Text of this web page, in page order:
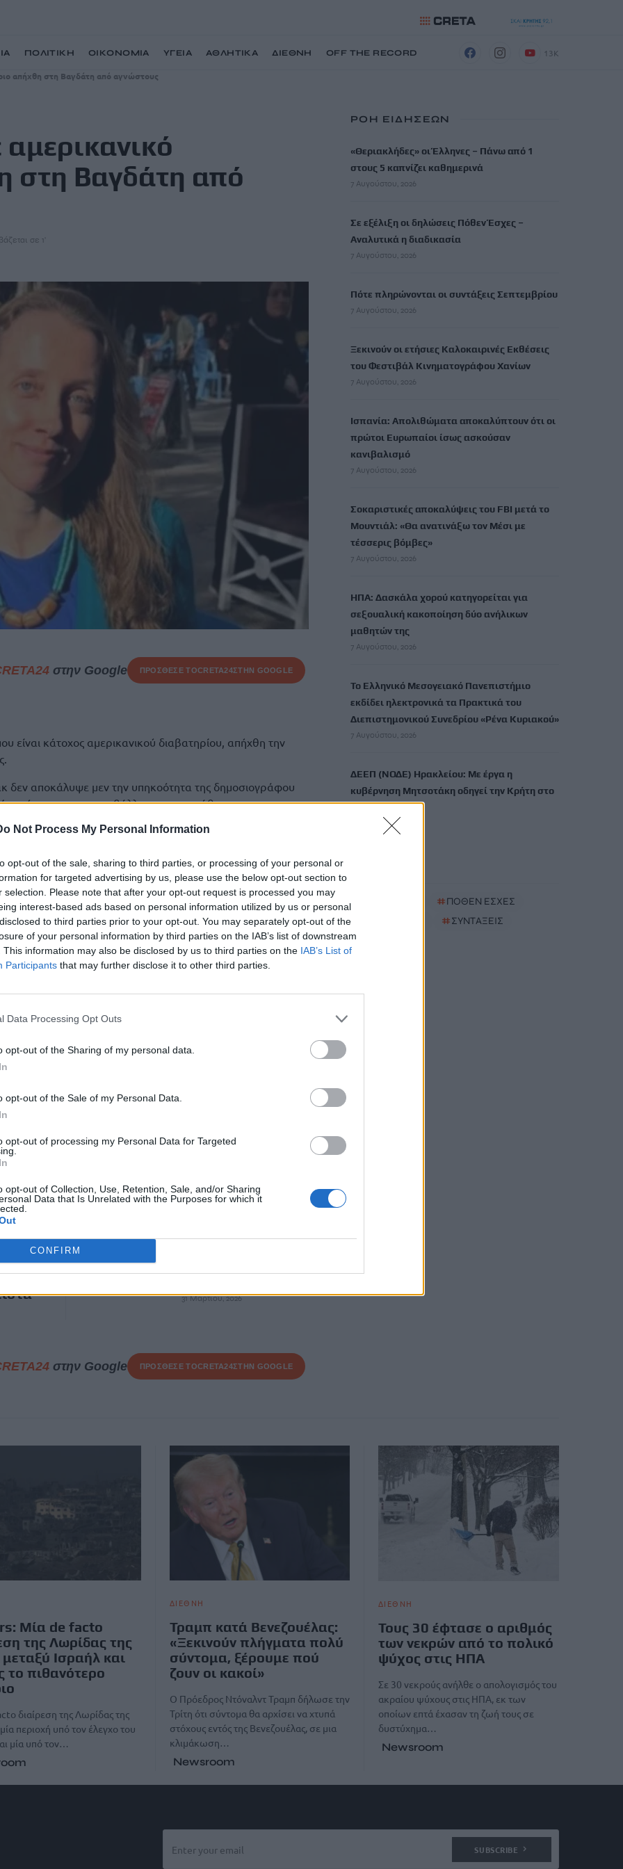
Not Process My Personal Information
opt-out of the sale, sharing to third parties, or processing of your personal or
for targeted advertising by us, please use the below opt-out section to
selection. Please note that after your opt-out request is processed you may
interest-based ads based on personal information utilized by us or personal
to third parties prior to your opt-out. You may separately opt-out of the
of your personal information by third parties on the IAB’s list of downstream
This information may also be disclosed by us to third parties on the IAB’s List of
Participants that may further disclose it to other third parties.
Data Processing Opt Outs
opt-out of the Sharing of my personal data.
opt-out of the Sale of my Personal Data.
opt-out of processing my Personal Data for Targeted
opt-out of Collection, Use, Retention, Sale, and/or Sharing
Data that Is Unrelated with the Purposes for which it
CONFIRM
ΠΟΛΙΤΙΚΗ ΟΙΚΟΝΟΜΙΑ ΥΓΕΙΑ ΑΘΛΗΤΙΚΑ ΔΙΕΘΝΗ OFF THE RECORD 13K
απήχθη στη Βαγδάτη από αγνώστους
στη Βαγδάτη από
σε 1'
στην Google ΠΡΟΣΘΕΣΕ ΤΟCRETA24ΣΤΗΝ GOOGLE
είναι κάτοχος αμερικανικού διαβατηρίου, απήχθη την
δεν αποκάλυψε μεν την υπηκοότητα της δημοσιογράφου
ύποπτος και καταβάλλονται προσπάθειες για την
από το Ιράκ αναφέρουν ότι η Κίτλεσον εντοπίστηκε
«Palestine» στην οδό Αλ-Σαάντουν. Το Αl
ασφαλείας με την απαγωγή.
مشاهد خاصة للعربية
31, 2026
στο οποίο επιβίβασαν δια της βίας τη
φορούσαν πολιτικά.
των απαγωγέων ανατράπηκε και ακολούθησε ανταλλαγή
αναφέρουν ότι η δημοσιογράφος, που
πλέον νοσηλεύεται.
αστυνομικοί στο Run
Greece!
31 Μαρτίου, 2026
στην Google ΠΡΟΣΘΕΣΕ ΤΟCRETA24ΣΤΗΝ GOOGLE
ΡΟΗ ΕΙΔΗΣΕΩΝ
«Θεριακλήδες» οι Έλληνες – Πάνω από 1
στους 5 καπνίζει καθημερινά
7 Αυγούστου, 2026
Σε εξέλιξη οι δηλώσεις Πόθεν Έσχες –
Αναλυτικά η διαδικασία
7 Αυγούστου, 2026
Πότε πληρώνονται οι συντάξεις Σεπτεμβρίου
7 Αυγούστου, 2026
Ξεκινούν οι ετήσιες Καλοκαιρινές Εκθέσεις
του Φεστιβάλ Κινηματογράφου Χανίων
7 Αυγούστου, 2026
Ισπανία: Απολιθώματα αποκαλύπτουν ότι οι
πρώτοι Ευρωπαίοι ίσως ασκούσαν
κανιβαλισμό
7 Αυγούστου, 2026
Σοκαριστικές αποκαλύψεις του FBI μετά το
Μουντιάλ: «Θα ανατινάξω τον Μέσι με
τέσσερις βόμβες»
7 Αυγούστου, 2026
ΗΠΑ: Δασκάλα χορού κατηγορείται για
σεξουαλική κακοποίηση δύο ανήλικων
μαθητών της
7 Αυγούστου, 2026
Το Ελληνικό Μεσογειακό Πανεπιστήμιο
εκδίδει ηλεκτρονικά τα Πρακτικά του
Διεπιστημονικού Συνεδρίου «Ρένα Κυριακού»
7 Αυγούστου, 2026
ΔΕΕΠ (ΝΟΔΕ) Ηρακλείου: Με έργα η
κυβέρνηση Μητσοτάκη οδηγεί την Κρήτη στο
μέλλον
7 Αυγούστου, 2026
#ΠΟΘΕΝ ΕΣΧΕΣ
#ΣΥΝΤΑΞΕΙΣ
Μία de facto
της Λωρίδας της
μεταξύ Ισραήλ και
το πιθανότερο
διαίρεση της Λωρίδας της
περιοχή υπό τον έλεγχο του
μία υπό τον…
ΔΙΕΘΝΗ
Τραμπ κατά Βενεζουέλας:
«Ξεκινούν πλήγματα πολύ
σύντομα, ξέρουμε πού
ζουν οι κακοί»
Ο Πρόεδρος Ντόναλντ Τραμπ δήλωσε την
Τρίτη ότι σύντομα θα αρχίσει να χτυπά
στόχους εντός της Βενεζουέλας, σε μια
κλιμάκωση…
Newsroom
ΔΙΕΘΝΗ
Τους 30 έφτασε ο αριθμός
των νεκρών από το πολικό
ψύχος στις ΗΠΑ
Σε 30 νεκρούς ανήλθε ο απολογισμός του
ακραίου ψύχους στις ΗΠΑ, εκ των
οποίων επτά έχασαν τη ζωή τους σε
δυστύχημα…
Newsroom
SUBSCRIBE